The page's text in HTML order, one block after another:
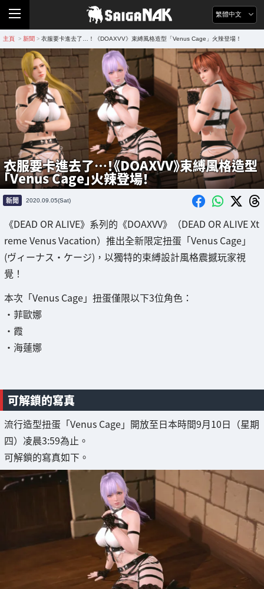
繁體中文
主頁 > 新聞 > 衣服要卡進去了…！《DOAXVV》束縛風格造型「Venus Cage」火辣登場！
衣服要卡進去了…！《DOAXVV》束縛風格造型
「Venus Cage」火辣登場！
新聞 2020.09.05(Sat)
《DEAD OR ALIVE》系列的《DOAXVV》（DEAD OR ALIVE Xt
reme Venus Vacation）推出全新限定扭蛋「Venus Cage」
(ヴィーナス・ケージ)，以獨特的束縛設計風格震撼玩家視
覺！
本次「Venus Cage」扭蛋僅限以下3位角色：
・菲歐娜
・霞
・海蓮娜
可解鎖的寫真
流行造型扭蛋「Venus Cage」開放至日本時間9月10日（星期
四）凌晨3:59為止。
可解鎖的寫真如下。